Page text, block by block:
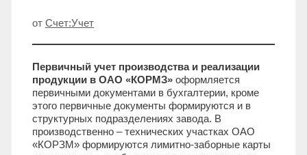
от Счет:Учет
Первичный учет производства и реализации
продукции в ОАО «КОРМЗ» оформляется
первичными документами в бухгалтерии, кроме
этого первичные документы формируются и в
структурных подразделениях завода. В
производственно – технических участках ОАО
«КОРЗМ» формируются лимитно-заборные карты